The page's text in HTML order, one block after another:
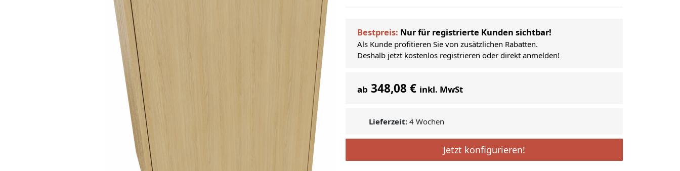
Bestpreis: Nur für registrierte Kunden sichtbar!
Als Kunde profitieren Sie von zusätzlichen Rabatten.
Deshalb jetzt kostenlos registrieren oder direkt anmelden!
ab 348,08 € inkl. MwSt
Lieferzeit: 4 Wochen
Jetzt konfigurieren!